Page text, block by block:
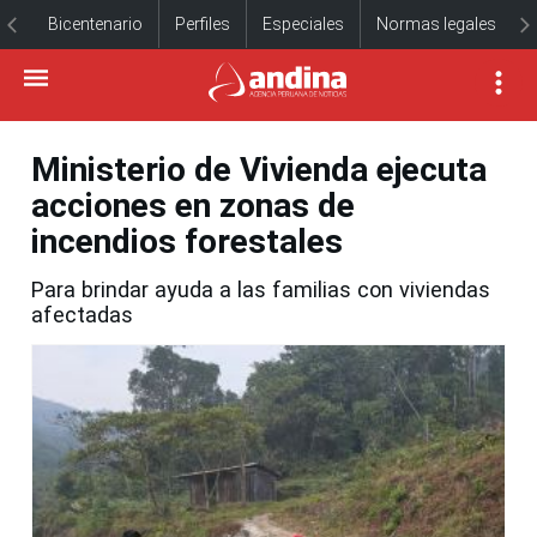
Bicentenario Perfiles Especiales Normas legales
Ministerio de Vivienda ejecuta
acciones en zonas de
incendios forestales
Para brindar ayuda a las familias con viviendas
afectadas